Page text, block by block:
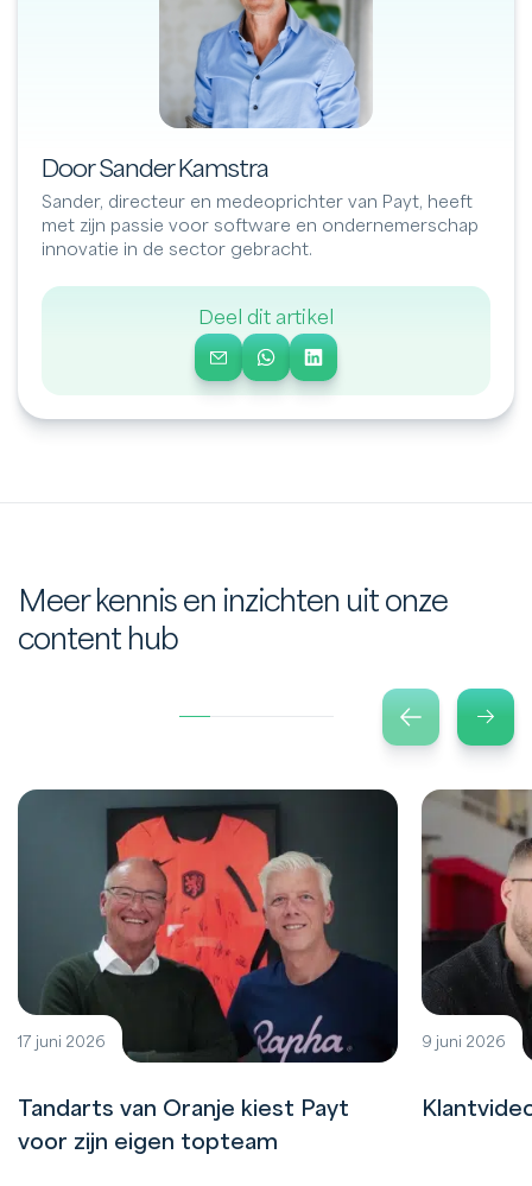
Door Sander Kamstra
Sander, directeur en medeoprichter van Payt, heeft
met zijn passie voor software en ondernemerschap
innovatie in de sector gebracht.
Deel dit artikel
Meer kennis en inzichten uit onze
content hub
17 juni 2026
Tandarts van Oranje kiest Payt
voor zijn eigen topteam
9 juni 2026